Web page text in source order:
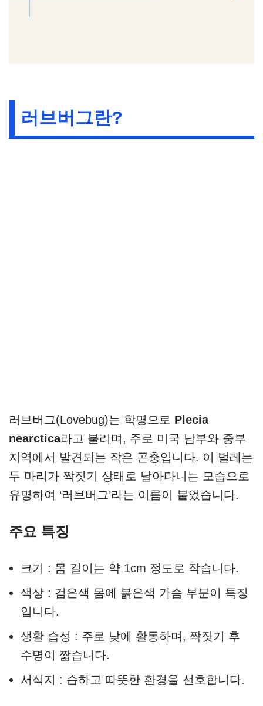
러브버그란?
러브버그(Lovebug)는 학명으로 Plecia
nearctica라고 불리며, 주로 미국 남부와 중부
지역에서 발견되는 작은 곤충입니다. 이 벌레는
두 마리가 짝짓기 상태로 날아다니는 모습으로
유명하여 ‘러브버그’라는 이름이 붙었습니다.
주요 특징
크기 : 몸 길이는 약 1cm 정도로 작습니다.
색상 : 검은색 몸에 붉은색 가슴 부분이 특징
입니다.
생활 습성 : 주로 낮에 활동하며, 짝짓기 후
수명이 짧습니다.
서식지 : 습하고 따뜻한 환경을 선호합니다.